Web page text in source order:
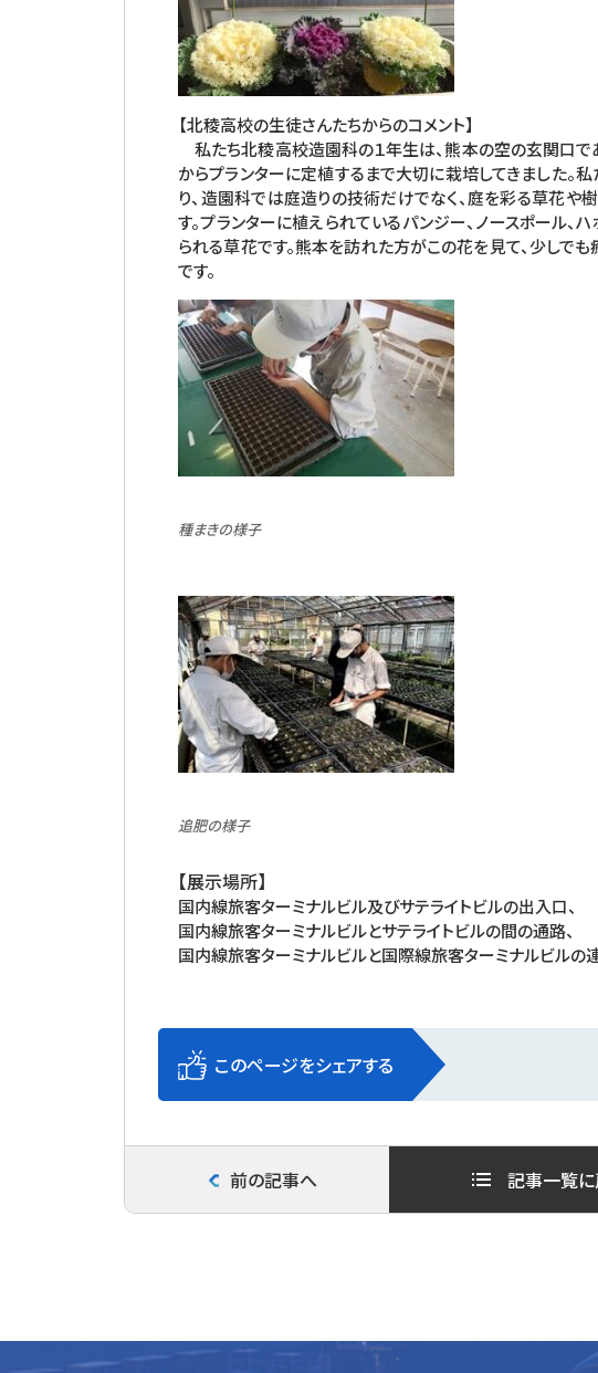
【北稜高校の生徒さんたちからのコメント】
私たち北稜高校造園科の１年生は、熊本の空の玄関口
からプランターに定植するまで大切に栽培してきました
り、造園科では庭造りの技術だけでなく、庭を彩る草花
す。プランターに植えられているパンジー、ノースポール
られる草花です。熊本を訪れた方がこの花を見て、少しで
です。
種まきの様子
追肥の様子
【展示場所】
国内線旅客ターミナルビル及びサテライトビルの出入口、
国内線旅客ターミナルビルとサテライトビルの間の通路、
国内線旅客ターミナルビルと国際線旅客ターミナルビルの
このページをシェアする
前の記事へ 記事一覧に